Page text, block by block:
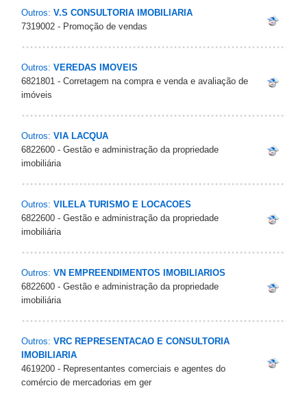
Outros: V.S CONSULTORIA IMOBILIARIA
7319002 - Promoção de vendas
Outros: VEREDAS IMOVEIS
6821801 - Corretagem na compra e venda e avaliação de
imóveis
Outros: VIA LACQUA
6822600 - Gestão e administração da propriedade
imobiliária
Outros: VILELA TURISMO E LOCACOES
6822600 - Gestão e administração da propriedade
imobiliária
Outros: VN EMPREENDIMENTOS IMOBILIARIOS
6822600 - Gestão e administração da propriedade
imobiliária
Outros: VRC REPRESENTACAO E CONSULTORIA
IMOBILIARIA
4619200 - Representantes comerciais e agentes do
comércio de mercadorias em ger